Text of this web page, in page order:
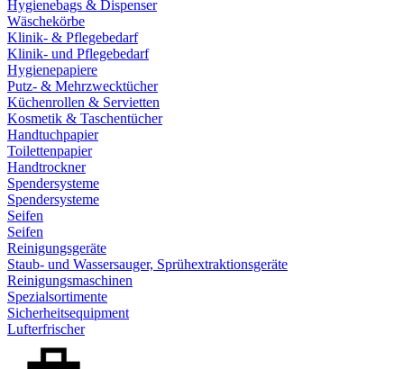
Hygienebags & Dispenser
Wäschekörbe
Klinik- & Pflegebedarf
Klinik- und Pflegebedarf
Hygienepapiere
Putz- & Mehrzwecktücher
Küchenrollen & Servietten
Kosmetik & Taschentücher
Handtuchpapier
Toilettenpapier
Handtrockner
Spendersysteme
Spendersysteme
Seifen
Seifen
Reinigungsgeräte
Staub- und Wassersauger, Sprühextraktionsgeräte
Reinigungsmaschinen
Spezialsortimente
Sicherheitsequipment
Lufterfrischer